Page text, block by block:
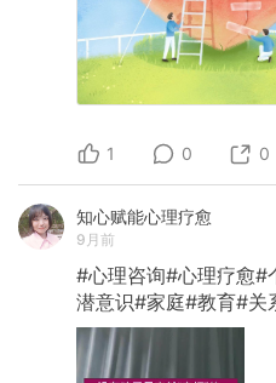
1 0 0
知心赋能心理疗愈
9月前
#心理咨询#心理疗愈#
潜意识#家庭#教育#关